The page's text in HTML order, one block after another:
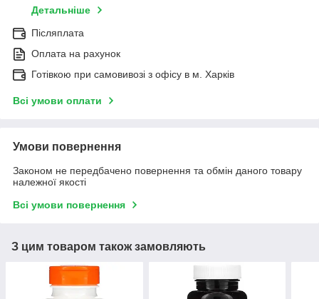
Детальніше
Післяплата
Оплата на рахунок
Готівкою при самовивозі з офісу в м. Харків
Всі умови оплати
Умови повернення
Законом не передбачено повернення та обмін даного товару
належної якості
Всі умови повернення
З цим товаром також замовляють